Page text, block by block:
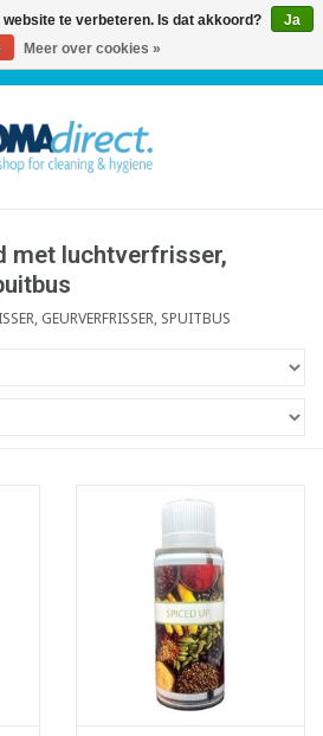
met luchtverfrisser,
GEURVERFRISSER, SPUITBUS
te verbeteren. Is dat akkoord?
Ja
Meer over cookies »